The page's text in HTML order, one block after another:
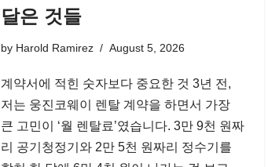
달은 것들
by Harold Ramirez August 5, 2026
계약서에 적힌 숫자보다 중요한 것 3년 전,
저는 웅진코웨이 렌탈 계약을 하면서 가장
큰 고민이 ‘월 렌탈료’였습니다. 3만 9천 원짜
리 공기청정기와 2만 5천 원짜리 정수기를